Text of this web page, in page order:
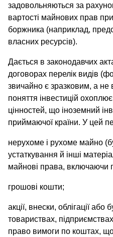
задовольняються за
вартості майнових прав
боржника (наприклад,
власних ресурсів).
Дається в законодавчих
договорах перелік видів
звичайно є зразковим, а не
поняття інвестицій
цінностей, що іноземний
приймаючої країни. У цей
нерухоме і рухоме майно
устаткування й інші
майнові права, включаючи
грошові кошти;
акції, внески, облігації або
товариствах,
право вимоги по коштах,